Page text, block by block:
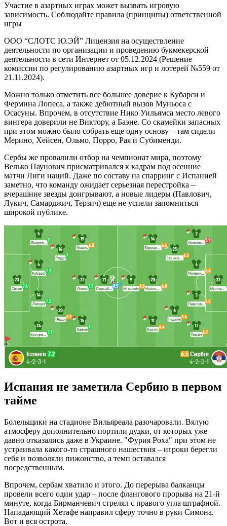
Участие в азартных играх может вызвать игровую
зависимость. Соблюдайте правила (принципы) ответственной
игры
ООО “СЛОТС Ю.ЭЙ” Лицензия на осуществление
деятельности по организации и проведению букмекерской
деятельности в сети Интернет от 05.12.2024 (Решение
комиссии по регулированию азартных игр и лотерей №559 от
21.11.2024).
Можно только отметить все большее доверие к Кубарси и
Фермина Лопеса, а также дебютный вызов Муньоса с
Осасуны. Впрочем, в отсутствие Нико Уильямса место левого
вингера доверили не Виктору, а Баэне. Со скамейки запасных
при этом можно было собрать еще одну основу – там сидели
Мерино, Хейсен, Ольмо, Порро, Рая и Субименди.
Сербы же провалили отбор на чемпионат мира, поэтому
Велько Паунович присматривался к кадрам под осенние
матчи Лиги наций. Даже по составу на спарринг с Испанией
заметно, что команду ожидает серьезная перестройка –
вчерашние звезды доигрывают, а новые лидеры (Павлович,
Лукич, Самарджич, Терзич) еще не успели запомниться
широкой публике.
Испания не заметила Сербию в первом
тайме
Болельщики на стадионе Вильяреала разочаровали. Вялую
атмосферу дополнительно портили дудки, от которых уже
давно отказались даже в Украине. "Фурия Роха" при этом не
устраивала какого-то страшного нашествия – игроки берегли
себя и позволяли пижонство, а темп оставался
посредственным.
Впрочем, сербам хватило и этого. До перерыва балканцы
провели всего один удар – после флангового прорыва на 21-й
минуте, когда Бирманчевич стрелял с правого угла штрафной.
Нападающий Хетафе направил сферу точно в руки Симона.
Вот и вся острота.